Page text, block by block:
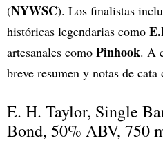
(NYWSC). Los finalistas
históricas legendarias como
artesanales como Pinhook. A
breve resumen y notas de
E. H. Taylor, Single
Bond, 50% ABV, 750